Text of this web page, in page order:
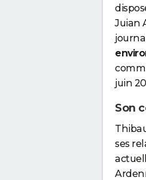
Juian
juin
Son
ses